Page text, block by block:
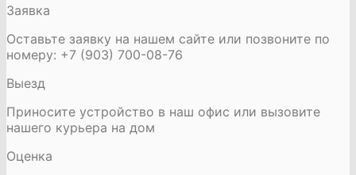
Заявка
Оставьте заявку на нашем сайте или позвоните по
номеру: +7 (903) 700-08-76
Выезд
Приносите устройство в наш офис или вызовите
нашего курьера на дом
Оценка